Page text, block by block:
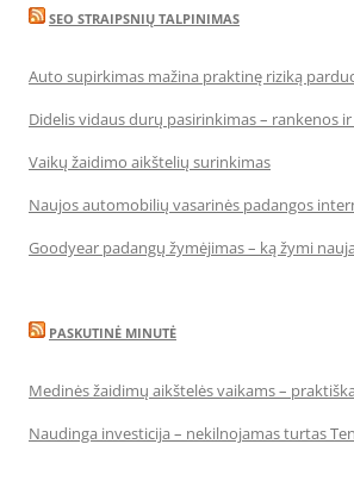
SEO STRAIPSNIŲ TALPINIMAS
Auto supirkimas mažina praktinę riziką
Didelis vidaus durų pasirinkimas – rankenos
Vaikų žaidimo aikštelių surinkimas
Naujos automobilių vasarinės padangos
Goodyear padangų žymėjimas – ką žymi
PASKUTINĖ MINUTĖ
Medinės žaidimų aikštelės vaikams –
Naudinga investicija – nekilnojamas turtas